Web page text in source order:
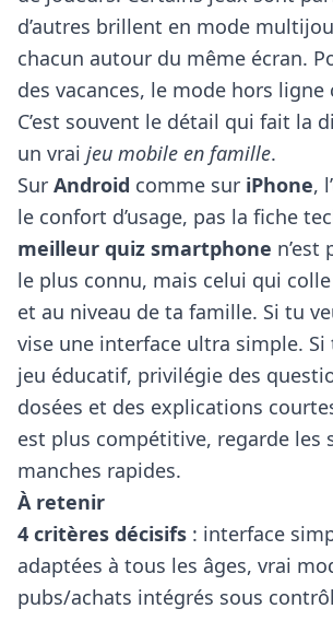
d’autres brillent en mode
chacun autour du même écran.
des vacances, le mode hors
C’est souvent le détail qui fait la
un vrai jeu mobile en famille.
Sur Android comme sur iPhone,
le confort d’usage, pas la fiche
meilleur quiz smartphone n’est
le plus connu, mais celui qui
et au niveau de ta famille. Si tu
vise une interface ultra simple. Si
jeu éducatif, privilégie des
dosées et des explications
est plus compétitive, regarde les
manches rapides.
À retenir
4 critères décisifs : interface
adaptées à tous les âges, vrai
pubs/achats intégrés sous